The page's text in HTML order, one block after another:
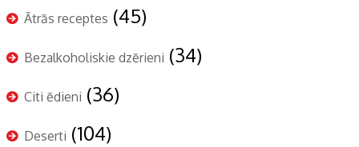
Ātrās receptes (45)
Bezalkoholiskie dzērieni (34)
Citi ēdieni (36)
Deserti (104)